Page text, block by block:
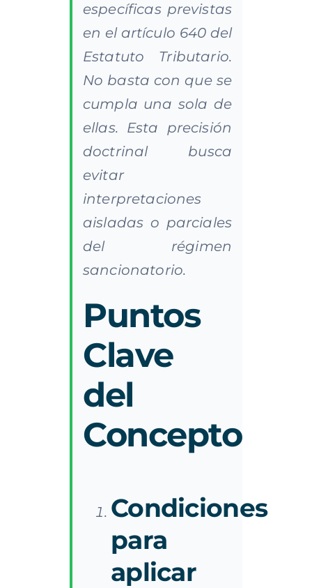
específicas previstas
en el artículo 640 del
Estatuto Tributario.
No basta con que se
cumpla una sola de
ellas. Esta precisión
doctrinal busca
evitar
interpretaciones
aisladas o parciales
del régimen
sancionatorio.
Puntos
Clave
del
Concepto
Condiciones
para
aplicar